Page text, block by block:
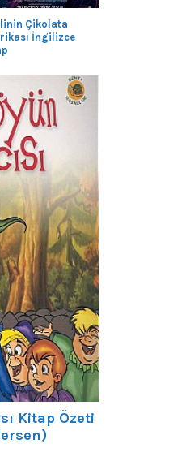
Çikolata
İngilizce
Kitap Özeti